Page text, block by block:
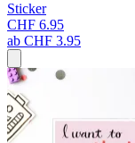
Sticker
CHF 6.95
ab CHF 3.95